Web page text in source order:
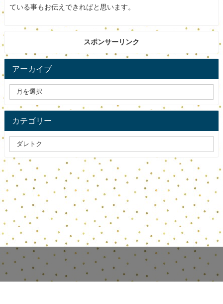
ている事もお伝えできればと思います。
スポンサーリンク
アーカイブ
カテゴリー